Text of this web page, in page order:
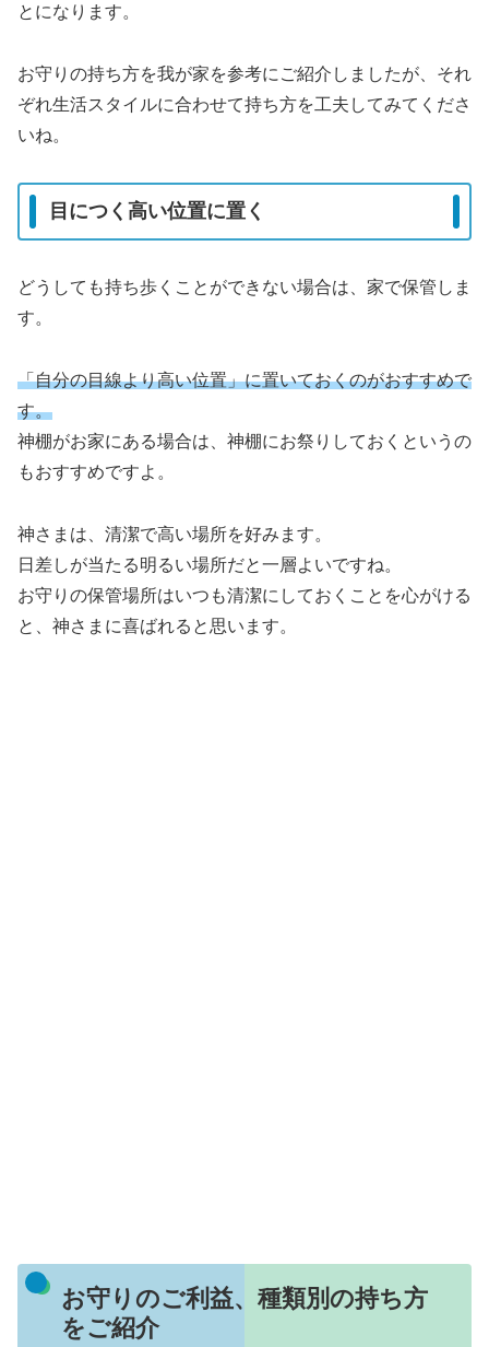
とになります。
お守りの持ち方を我が家を参考にご紹介しましたが、それ
ぞれ生活スタイルに合わせて持ち方を工夫してみてくださ
いね。
目につく高い位置に置く
どうしても持ち歩くことができない場合は、家で保管しま
す。
「自分の目線より高い位置」に置いておくのがおすすめで
す。
神棚がお家にある場合は、神棚にお祭りしておくというの
もおすすめですよ。
神さまは、清潔で高い場所を好みます。
日差しが当たる明るい場所だと一層よいですね。
お守りの保管場所はいつも清潔にしておくことを心がける
と、神さまに喜ばれると思います。
お守りのご利益、種類別の持ち方
をご紹介